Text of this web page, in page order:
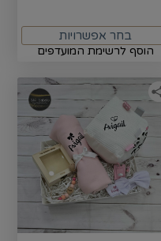
בחר אפשרויות
הוסף לרשימת המועדפים